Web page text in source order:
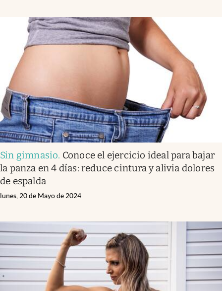
Sin gimnasio. Conoce el ejercicio ideal para bajar
la panza en 4 días: reduce cintura y alivia dolores
de espalda
lunes, 20 de Mayo de 2024